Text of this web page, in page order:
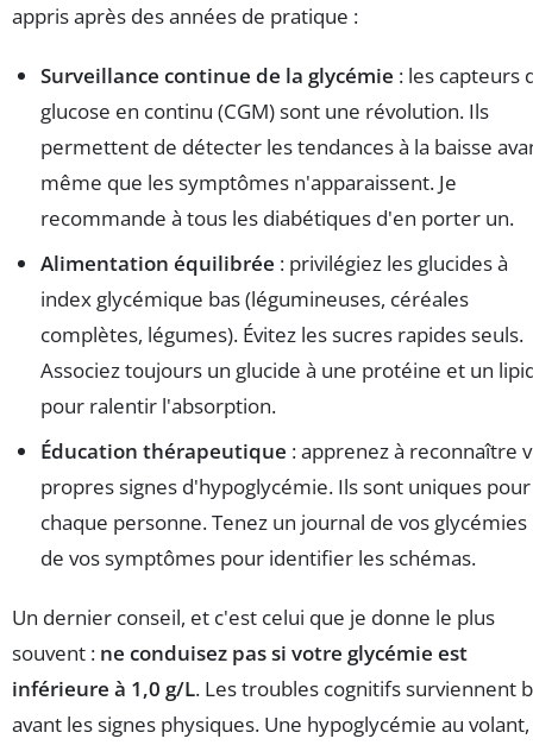
appris après des années de pratique :
Surveillance continue de la glycémie : les capteurs
glucose en continu (CGM) sont une révolution. Ils
permettent de détecter les tendances à la baisse
même que les symptômes n'apparaissent. Je
recommande à tous les diabétiques d'en porter un.
Alimentation équilibrée : privilégiez les glucides à
index glycémique bas (légumineuses, céréales
complètes, légumes). Évitez les sucres rapides seuls.
Associez toujours un glucide à une protéine et un
pour ralentir l'absorption.
Éducation thérapeutique : apprenez à reconnaître
propres signes d'hypoglycémie. Ils sont uniques pour
chaque personne. Tenez un journal de vos glycémies
de vos symptômes pour identifier les schémas.
Un dernier conseil, et c'est celui que je donne le plus
souvent : ne conduisez pas si votre glycémie est
inférieure à 1,0 g/L. Les troubles cognitifs surviennent
avant les signes physiques. Une hypoglycémie au volant,